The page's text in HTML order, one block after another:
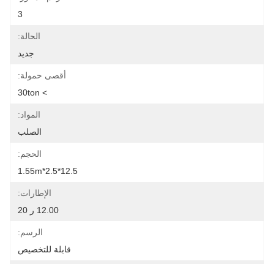
3
الحالة:
جديد
أقصى حمولة:
> 30ton
المواد:
الصلب
الحجم:
12.5*2.5*1.55m
الإطارات:
12.00 ر 20
الرسم:
قابلة للتخصيص